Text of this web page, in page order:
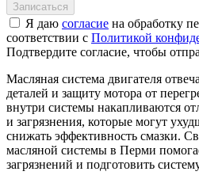
Записаться
Я даю согласие на обработку
соответствии с Политикой
Подтвердите согласие, чтобы
Масляная система двигателя
деталей и защиту мотора от
внутри системы накапливаются
и загрязнения, которые могут
снижать эффективность смазки.
масляной системы в Перми
загрязнений и подготовить